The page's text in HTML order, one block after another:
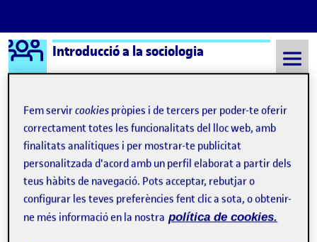
Saltar al contingut
Logo Ágora
Introducció a la sociologia
Semestre 20221 - Aula 1 8 Setembre, 2021
8 Setembre, 2021
Fem servircookies pròpies i de tercers per poder-te oferir
correctament totes les funcionalitats del lloc web, amb
finalitats analítiques i per mostrar-te publicitat
personalitzada d'acord amb un perfil elaborat a partir dels
teus hàbits de navegació. Pots acceptar, rebutjar o
configurar les teves preferències fent clic a sota, o obtenir-
ne més informació en la nostra política de cookies.